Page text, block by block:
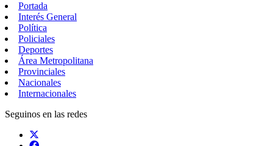
Portada
Interés General
Política
Policiales
Deportes
Área Metropolitana
Provinciales
Nacionales
Internacionales
Seguinos en las redes